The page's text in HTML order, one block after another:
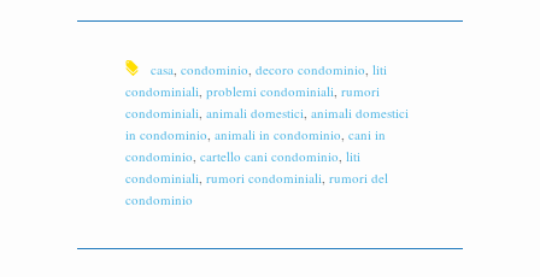
casa, condominio, decoro condominio, liti
condominiali, problemi condominiali, rumori
condominiali, animali domestici, animali domestici
in condominio, animali in condominio, cani in
condominio, cartello cani condominio, liti
condominiali, rumori condominiali, rumori del
condominio